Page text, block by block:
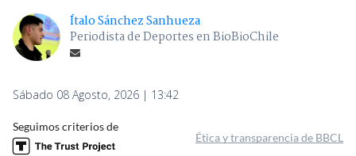
Ítalo Sánchez Sanhueza
Periodista de Deportes en BioBioChile
Sábado 08 Agosto, 2026 | 13:42
Seguimos criterios de
Ética y transparencia de BBCL